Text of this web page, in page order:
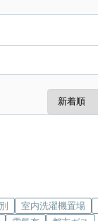
室内洗濯機置場